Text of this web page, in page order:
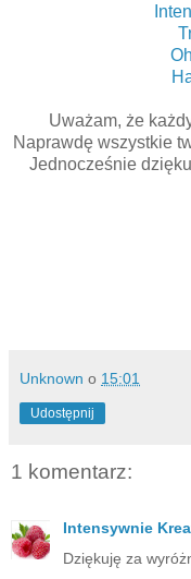
Uważam, że
Naprawdę wszystkie
Jednocześnie
Unknown o 15:01
Udostępnij
1 komentarz:
Intensywnie
Dziękuję za